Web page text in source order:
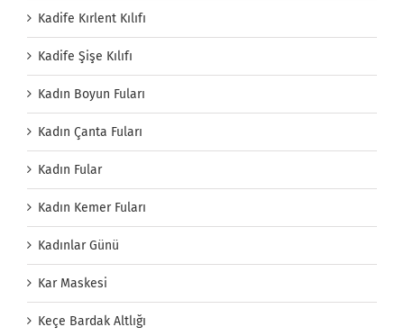
Kadife Kırlent Kılıfı
Kadife Şişe Kılıfı
Kadın Boyun Fuları
Kadın Çanta Fuları
Kadın Fular
Kadın Kemer Fuları
Kadınlar Günü
Kar Maskesi
Keçe Bardak Altlığı